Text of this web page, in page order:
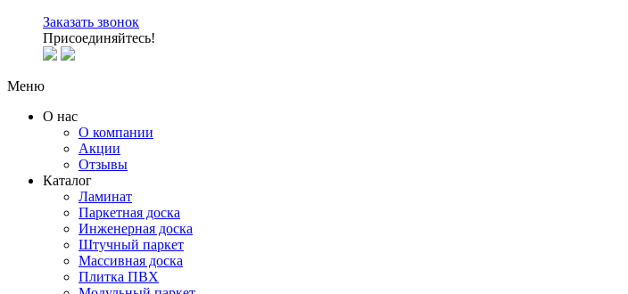
Заказать звонок
Присоединяйтесь!
Меню
О нас
О компании
Акции
Отзывы
Каталог
Ламинат
Паркетная доска
Инженерная доска
Штучный паркет
Массивная доска
Плитка ПВХ